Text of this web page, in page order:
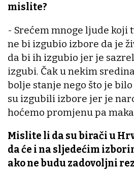
mislite?
- Srećem mnoge ljude koji
ne bi izgubio izbore da je
da bi ih izgubio jer je
izgubi. Čak u nekim
bolje stanje nego što je
su izgubili izbore jer je
hoćemo promjenu pa
Mislite li da su birači u
da će i na sljedećim
ako ne budu zadovoljni